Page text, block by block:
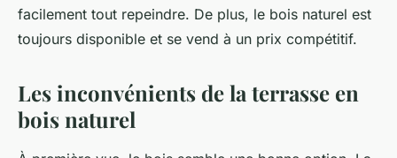
facilement tout repeindre. De plus, le bois naturel est
toujours disponible et se vend à un prix compétitif.
Les inconvénients de la terrasse en
bois naturel